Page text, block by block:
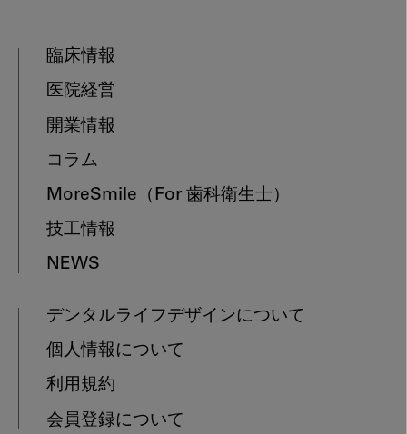
臨床情報
医院経営
開業情報
コラム
MoreSmile （For 歯科衛生士）
技工情報
NEWS
デンタルライフデザインについて
個人情報について
利用規約
会員登録について